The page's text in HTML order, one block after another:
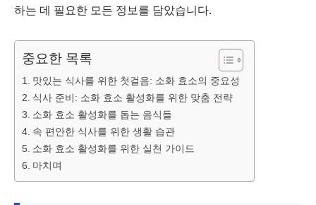
하는 데 필요한 모든 정보를 담았습니다.
중요한 목록
맛있는 식사를 위한 첫걸음: 소화 효소의 중요성
식사 준비: 소화 효소 활성화를 위한 맞춤 전략
소화 효소 활성화를 돕는 음식들
속 편안한 식사를 위한 생활 습관
소화 효소 활성화를 위한 실천 가이드
마치며